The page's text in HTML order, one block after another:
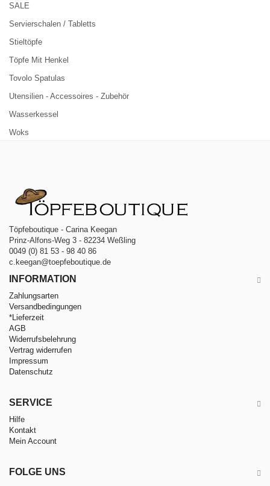
SALE
Servierschalen / Tabletts
Stieltöpfe
Töpfe Mit Henkel
Tovolo Spatulas
Utensilien - Accessoires - Zubehör
Wasserkessel
Woks
Töpfeboutique - Carina Keegan
Prinz-Alfons-Weg 3 - 82234 Weßling
0049 (0) 81 53 - 98 40 86
c.keegan@toepfeboutique.de
INFORMATION
Zahlungsarten
Versandbedingungen
*Lieferzeit
AGB
Widerrufsbelehrung
Vertrag widerrufen
Impressum
Datenschutz
SERVICE
Hilfe
Kontakt
Mein Account
FOLGE UNS